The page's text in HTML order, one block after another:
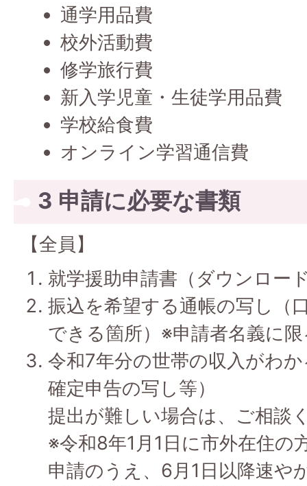
通学用品費
校外活動費
修学旅行費
新入学児童・生徒学用品費
学校給食費
オンライン学習通信費
3 申請に必要な書類
【全員】
就学援助申請書（ダウンロー
振込を希望する通帳の写し（
できる箇所）※申請者名義に
令和7年分の世帯の収入がわ
確定申告の写し等）
提出が難しい場合は、ご相談
※令和8年1月1日に市外在住の
申請のうえ、6月1日以降速や